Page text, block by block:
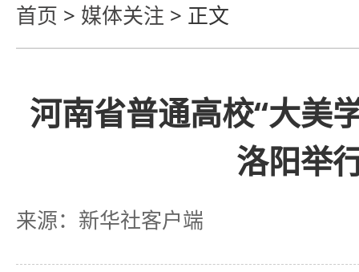
首页 > 媒体关注 > 正文
河南省普通高校“大美
洛阳举
来源：新华社客户端